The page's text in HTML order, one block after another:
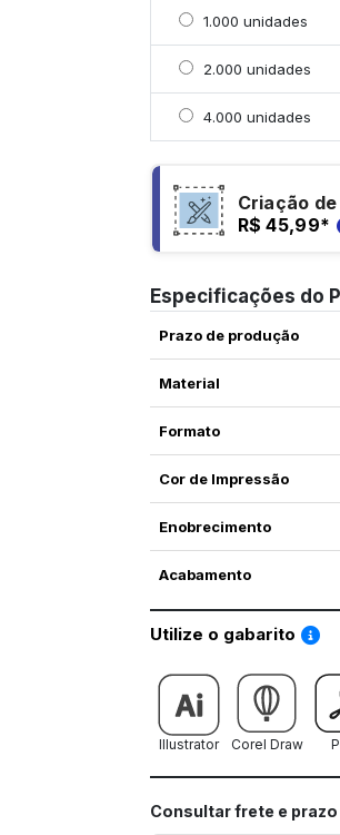
Selecionar 1000
1.000 unidades
Selecionar 2000
2.000 unidades
Selecionar 4000
4.000 unidades
Criação
R$ 45,99*
Especificações do
Prazo de produção
Material
Formato
Cor de Impressão
Enobrecimento
Acabamento
Utilize o gabarito
Illustrator Corel Draw
Consultar frete e